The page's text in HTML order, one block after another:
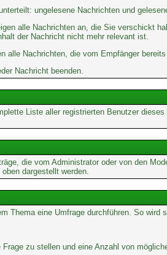
ungelesene Nachrichten und
alle Nachrichten an, die Sie verschickt
der Nachricht nicht mehr relevant ist.
alle Nachrichten, die vom Empfänger
Nachricht beenden.
Liste aller registrierten Benutzer
die vom Administrator oder von den
dargestellt werden.
Thema eine Umfrage durchführen. So wird
zu stellen und eine Anzahl von